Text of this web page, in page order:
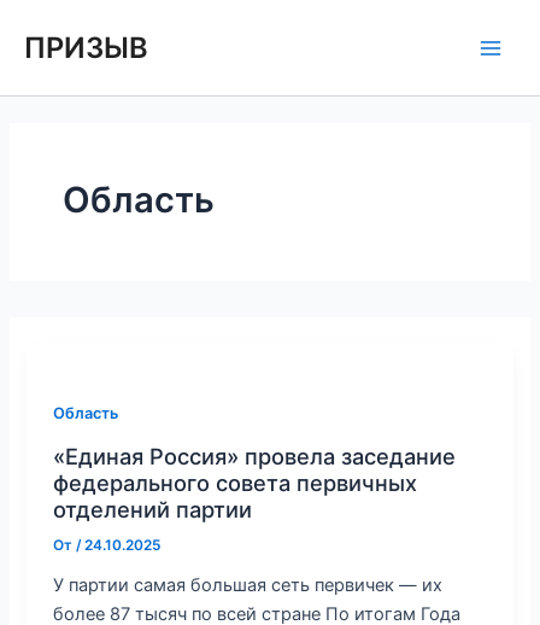
ПРИЗЫВ
Область
Область
«Единая Россия» провела заседание
федерального совета первичных
отделений партии
От/24.10.2025
У партии самая большая сеть первичек — их
более 87 тысяч по всей стране По итогам Года
навигация